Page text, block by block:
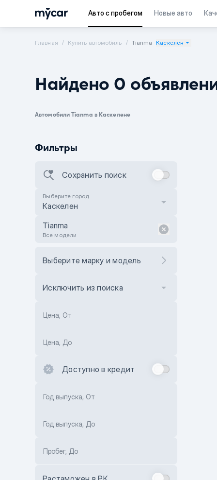
Авто с пробегом Новые авто
Главная Купить автомобиль Tianma Каскелен
Найдено 0
Автомобили Tianma в Каскелене
Фильтры
Сохранить поиск
Выберите город
Каскелен
Tianma
Все модели
Выберите марку и модель
Исключить из поиска
Цена, От
Цена, До
Доступно в кредит
Год выпуска, От
Год выпуска, До
Пробег, До